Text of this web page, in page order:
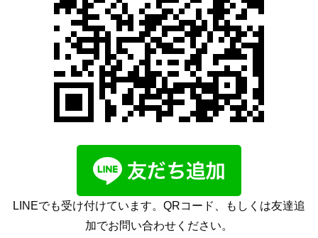
LINEでも受け付けています。QRコード、もしくは友達追
加でお問い合わせください。